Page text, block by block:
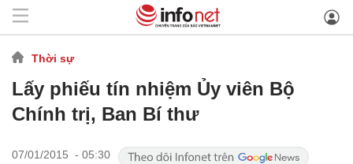
Thời sự
Lấy phiếu tín nhiệm Ủy viên Bộ
Chính trị, Ban Bí thư
07/01/2015 - 05:30